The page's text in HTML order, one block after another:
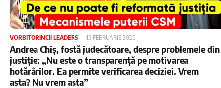
VORBITORINCII LEADERS 15 FEBRUARIE 2026
Andrea Chiș, fostă judecătoare, despre problemele din
justiție: „Nu este o transparență pe motivarea
hotărârilor. Ea permite verificarea deciziei. Vrem
asta? Nu vrem asta”